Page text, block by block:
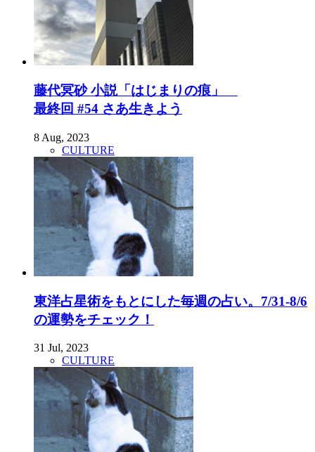
藤代冥砂 小説「はじまりの痕」
最終回 #54 さあ生きよう
8 Aug, 2023
CULTURE
東洋占星術をもとにした毎週の占い。7/31-8/6
の運勢をチェック！
31 Jul, 2023
CULTURE